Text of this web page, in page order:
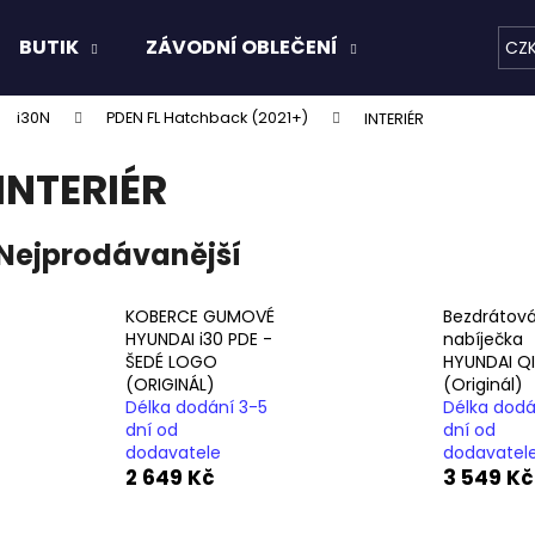
BUTIK ZÁVODNÍ OBLEČENÍ
i30N PDEN FL Hatchback (2021+) INTERIÉR
KOBERCE GUMOVÉ
HYUNDAI i30 PDE -
ŠEDÉ LOGO
(ORIGINÁL)
Délka dodání 3-5
dní od
dodavatele
2 649 Kč
Bezdrátová
nabíječka
HYUNDAI QI
(Originál)
Délka
dní od
3 549 Kč
Co potřebujete najít?
Doporučujeme